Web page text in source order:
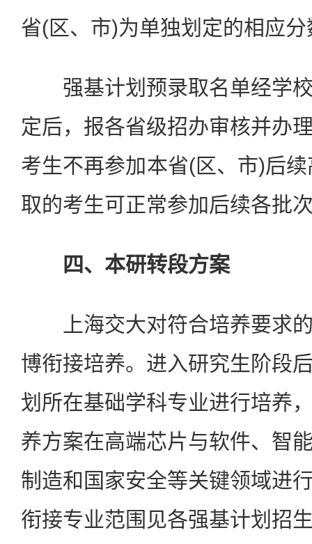
省(区、市)为单独划定的相应
强基计划预录取名单经学校
定后，报各省级招办审核并办
考生不再参加本省(区、市)后
取的考生可正常参加后续各批
四、本研转段方案
上海交大对符合培养要求的
博衔接培养。进入研究生阶段
划所在基础学科专业进行培养
养方案在高端芯片与软件、智
制造和国家安全等关键领域进
衔接专业范围见各强基计划招